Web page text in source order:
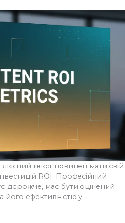
текст повинен мати свій
ROI. Професійний
дорожче, має бути оцінений
його ефективністю у